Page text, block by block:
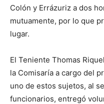
Colón y Errázuriz a dos
mutuamente, por lo que
lugar.
El Teniente Thomas
la Comisaría a cargo del
uno de estos sujetos, al
funcionarios, entregó